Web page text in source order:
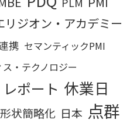
リジオン・アカデミー
携 セマンティックPMI
ス・テクノロジー
レポート 休業日
形状簡略化 日本 点群